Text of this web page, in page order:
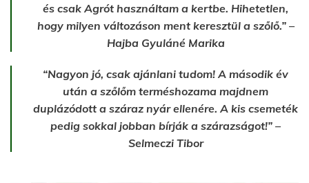
és csak Agrót használtam a kertbe. Hihetetlen,
hogy milyen változáson ment keresztül a szőlő.” –
Hajba Gyuláné Marika
“Nagyon jó, csak ajánlani tudom! A második év
után a szőlőm terméshozama majdnem
duplázódott a száraz nyár ellenére. A kis csemeték
pedig sokkal jobban bírják a szárazságot!” –
Selmeczi Tibor